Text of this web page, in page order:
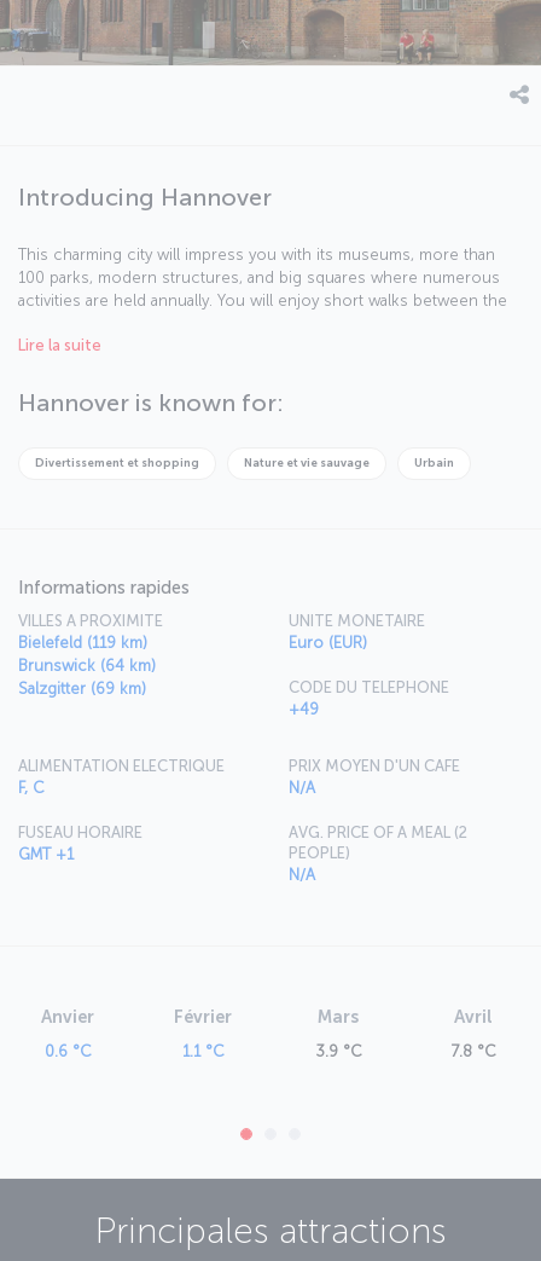
Introducing Hannover
This charming city will impress you with its museums, more than
100 parks, modern structures, and big squares where numerous
activities are held annually. You will enjoy short walks between the
the pavements of the city will guide you to 36 historic spots.
Lire la suite
Hannover is known for:
Divertissement et shopping Nature et vie sauvage Urbain
Informations rapides
VILLES A PROXIMITE
Bielefeld (119 km)
Brunswick (64 km)
Salzgitter (69 km)
UNITE MONETAIRE
Euro (EUR)
CODE DU TELEPHONE
+49
ALIMENTATION ELECTRIQUE
F, C
FUSEAU HORAIRE
GMT +1
PRIX MOYEN D'UN CAFE
N/A
AVG. PRICE OF A MEAL (2
PEOPLE)
N/A
Anvier
0.6 °C
Février
1.1 °C
Mars
3.9 °C
Avril
7.8 °C
Principales attractions